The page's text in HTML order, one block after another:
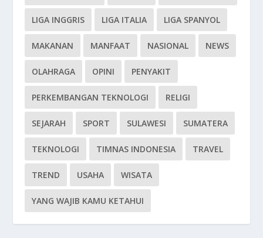
LIGA INGGRIS LIGA ITALIA LIGA SPANYOL
MAKANAN MANFAAT NASIONAL NEWS
OLAHRAGA OPINI PENYAKIT
PERKEMBANGAN TEKNOLOGI RELIGI
SEJARAH SPORT SULAWESI SUMATERA
TEKNOLOGI TIMNAS INDONESIA TRAVEL
TREND USAHA WISATA
YANG WAJIB KAMU KETAHUI